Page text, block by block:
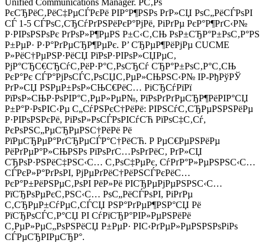
Unified Communications Manager. Р­С‚Рѕ
РєСЂРёС‚РёС‡РµСЃРєРё РІР°Р¶РЅРѕ РґР»СЏ РѕС„РёСЃРѕРІ
СЃ 1-5 СЃРѕС‚СЂСѓРґРЅРёРєР°РјРё, РіРґРµ РєР°Р¶РґС‹Р№
Р·РІРѕРЅРѕРє РґРѕР»Р¶РµРЅ Р±С‹С‚СЊ РѕР±СЂР°Р±РѕС‚Р°РЅ
Р±РµР· Р·Р°РґРµСЂР¶РµРє. Р’ СЂРµР¶РёРјРµ CUCME
Р»РёС†РµРЅР·РёСЏ РїРѕР·РІРѕР»СЏРµС‚
РјР°СЂС€СЂСѓС‚РёР·Р°С‚РѕСЂСѓ СЂР°Р±РѕС‚Р°С‚СЊ
РєР°Рє СЃР°РјРѕСЃС‚РѕСЏС‚РµР»СЊРЅС‹Р№ IP-РђРўРЎ
РґР»СЏ РЅРµР±РѕР»СЊС€РёС… РіСЂСѓРїРї
РїРѕР»СЊР·РѕРІР°С‚РµР»РµР№, РїРѕРґРґРµСЂР¶РёРІР°СЏ
Р±Р°Р·РѕРІС‹Рµ С„СѓРЅРєС†РёРё: РІРЅСѓС‚СЂРµРЅРЅРёРµ
Р·РІРѕРЅРєРё, РіРѕР»РѕСЃРѕРІСѓСЋ РїРѕС‡С‚Сѓ,
РєРѕРЅС„РµСЂРµРЅС†РёРё Рё
РїРµСЂРµР°РґСЂРµСЃР°С†РёСЋ. Р РµС€РµРЅРёРµ
РёРґРµР°Р»СЊРЅРѕ РїРѕРґС…РѕРґРёС‚ РґР»СЏ
СЂРѕР·РЅРёС‡РЅС‹С… С‚РѕС‡РµРє, СѓРґР°Р»РµРЅРЅС‹С…
СЃРєР»Р°РґРѕРІ, РјРµРґРёС†РёРЅСЃРєРёС…
РєР°Р±РёРЅРµС‚РѕРІ РёР»Рё РІСЂРµРјРµРЅРЅС‹С…
РїСЂРѕРµРєС‚РЅС‹С… РѕС„РёСЃРѕРІ, РіРґРµ
С‚СЂРµР±СѓРµС‚СЃСЏ РЅР°РґРµР¶РЅР°СЏ Рё
РїСЂРѕСЃС‚Р°СЏ РІ СѓРїСЂР°РІР»РµРЅРёРё
С‚РµР»РµС„РѕРЅРёСЏ Р±РµР· РІС‹РґРµР»РµРЅРЅРѕРіРѕ
СЃРµСЂРІРµСЂР°.